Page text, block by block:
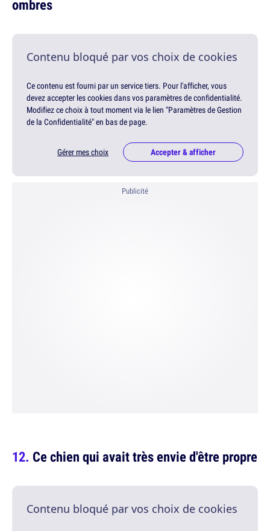
ombres
Contenu bloqué par vos choix de cookies
Ce contenu est fourni par un service tiers. Pour l'afficher, vous
devez accepter les cookies dans vos paramètres de confidentialité.
Modifiez ce choix à tout moment via le lien "Paramètres de Gestion
de la Confidentialité" en bas de page.
Gérer mes choix Accepter & afficher
Publicité
Ce chien qui avait très envie d'être propre
Contenu bloqué par vos choix de cookies